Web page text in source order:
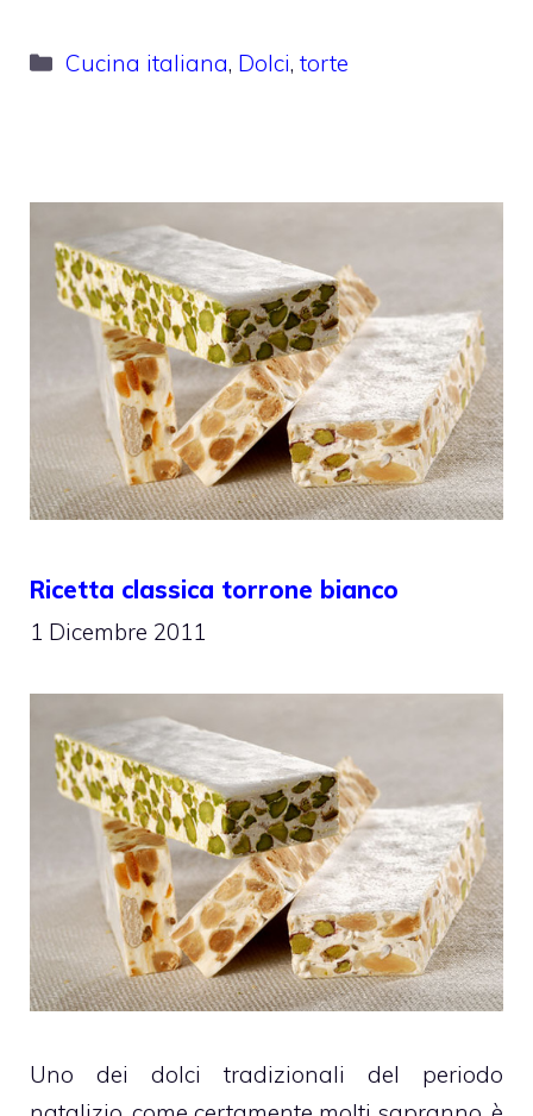
Categorie
Cucina italiana, Dolci,torte
Ricetta classica torrone bianco
1 Dicembre 2011
Uno dei dolci tradizionali del periodo